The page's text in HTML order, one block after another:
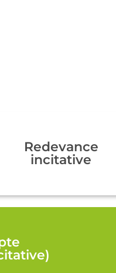
Redevance
incitative